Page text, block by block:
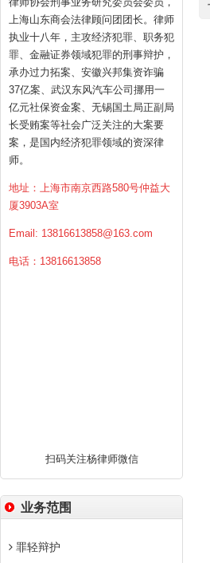
上海山东商会法律顾问团团长。律师
执业十八年，主攻经济犯罪、职务犯
罪、金融证券领域犯罪的刑事辩护，
承办过力拓案、安徽兴邦集资诈骗
37亿案、武汉东风汽车公司挪用一
亿元社保资金案、无锡国土局正副局
长受贿案等社会广泛关注的大案要
案，是国内经济犯罪领域的资深律
师。
地址：上海市南京西路580号仲益大
厦3903A室
Email: 13816613858@163.com
电话：13816613858
扫码关注杨律师微信
业务范围
罪轻辩护